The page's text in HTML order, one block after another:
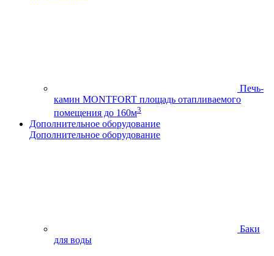
Печь-
камин MONTFORT площадь отапливаемого
помещения до 160м3
Дополнительное оборудование
Дополнительное оборудование
Баки
для воды